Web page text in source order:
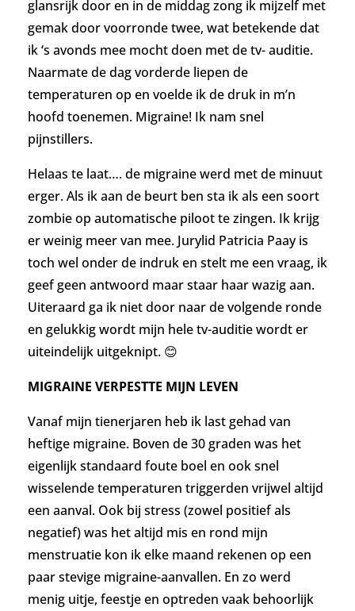
glansrijk door en in de middag zong ik mijzelf met
gemak door voorronde twee, wat betekende dat
ik ‘s avonds mee mocht doen met de tv- auditie.
Naarmate de dag vorderde liepen de
temperaturen op en voelde ik de druk in m’n
hoofd toenemen. Migraine! Ik nam snel
pijnstillers.
Helaas te laat…. de migraine werd met de minuut
erger. Als ik aan de beurt ben sta ik als een soort
zombie op automatische piloot te zingen. Ik krijg
er weinig meer van mee. Jurylid Patricia Paay is
toch wel onder de indruk en stelt me een vraag, ik
geef geen antwoord maar staar haar wazig aan.
Uiteraard ga ik niet door naar de volgende ronde
en gelukkig wordt mijn hele tv-auditie wordt er
uiteindelijk uitgeknipt. 😊
MIGRAINE VERPESTTE MIJN LEVEN
Vanaf mijn tienerjaren heb ik last gehad van
heftige migraine. Boven de 30 graden was het
eigenlijk standaard foute boel en ook snel
wisselende temperaturen triggerden vrijwel altijd
een aanval. Ook bij stress (zowel positief als
negatief) was het altijd mis en rond mijn
menstruatie kon ik elke maand rekenen op een
paar stevige migraine-aanvallen. En zo werd
menig uitje, feestje en optreden vaak behoorlijk